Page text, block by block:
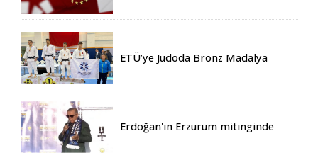
ETÜ’ye Judoda Bronz Madalya
Erdoğan'ın Erzurum mitinginde